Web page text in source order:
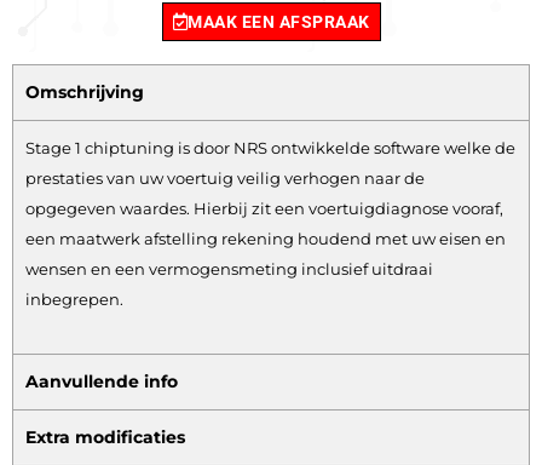
MAAK EEN AFSPRAAK
Omschrijving
Stage 1 chiptuning is door NRS ontwikkelde software welke de
prestaties van uw voertuig veilig verhogen naar de
opgegeven waardes. Hierbij zit een voertuigdiagnose vooraf,
een maatwerk afstelling rekening houdend met uw eisen en
wensen en een vermogensmeting inclusief uitdraai
inbegrepen.
Aanvullende info
Extra modificaties